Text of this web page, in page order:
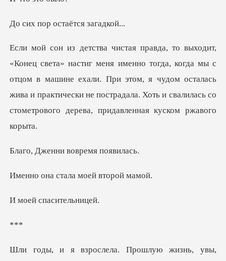
остаётся
да, когда мы с
отцом в машине ехали. При этом, я чудом осталась
жива и практически не п
нни воврем
тала моей вт
спасите
*
ошлую жизнь, увы,